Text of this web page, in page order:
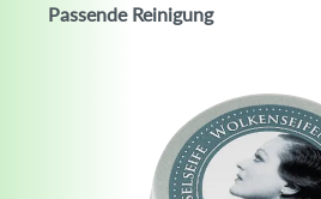
Passende Reinigung